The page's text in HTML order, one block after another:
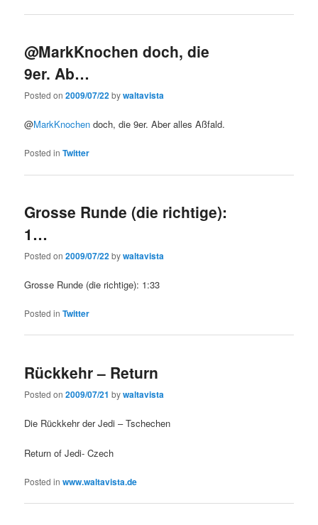
@MarkKnochen doch, die
9er. Ab…
Posted on2009/07/22bywaltavista
@MarkKnochen doch, die 9er. Aber alles Aßfald.
Posted in Twitter
Grosse Runde (die richtige):
1…
Posted on2009/07/22bywaltavista
Grosse Runde (die richtige): 1:33
Posted in Twitter
Rückkehr – Return
Posted on2009/07/21 bywaltavista
Die Rückkehr der Jedi – Tschechen
Return of Jedi- Czech
Posted in www.waltavista.de